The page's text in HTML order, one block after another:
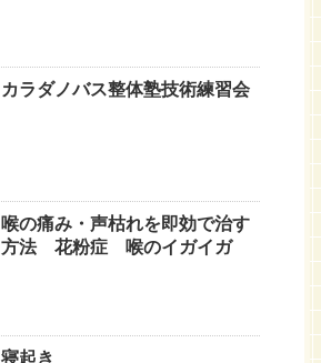
カラダノバス整体塾技術練習会
喉の痛み・声枯れを即効で治す
方法 花粉症 喉のイガイガ
寝起き